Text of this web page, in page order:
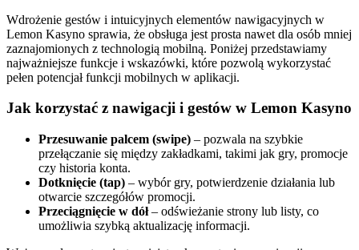
Wdrożenie gestów i intuicyjnych elementów nawigacyjnych w
Lemon Kasyno sprawia, że obsługa jest prosta nawet dla osób mniej
zaznajomionych z technologią mobilną. Poniżej przedstawiamy
najważniejsze funkcje i wskazówki, które pozwolą wykorzystać
pełen potencjał funkcji mobilnych w aplikacji.
Jak korzystać z nawigacji i gestów w Lemon Kasyno
Przesuwanie palcem (swipe) – pozwala na szybkie
przełączanie się między zakładkami, takimi jak gry, promocje
czy historia konta.
Dotknięcie (tap) – wybór gry, potwierdzenie działania lub
otwarcie szczegółów promocji.
Przeciągnięcie w dół– odświeżanie strony lub listy, co
umożliwia szybką aktualizację informacji.